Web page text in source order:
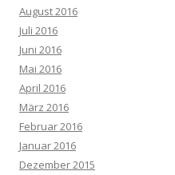
August 2016
Juli 2016
Juni 2016
Mai 2016
April 2016
März 2016
Februar 2016
Januar 2016
Dezember 2015